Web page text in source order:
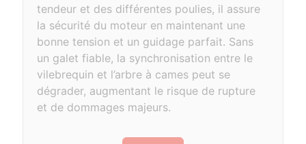
tendeur et des différentes poulies, il assure
la sécurité du moteur en maintenant une
bonne tension et un guidage parfait. Sans
un galet fiable, la synchronisation entre le
vilebrequin et l’arbre à cames peut se
dégrader, augmentant le risque de rupture
et de dommages majeurs.